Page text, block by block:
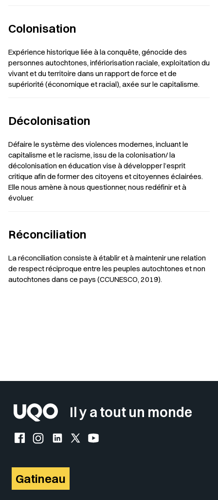
Colonisation
Expérience historique liée à la conquête, génocide des
personnes autochtones, infériorisation raciale, exploitation du
vivant et du territoire dans un rapport de force et de
supériorité (économique et racial), axée sur le capitalisme.
Décolonisation
Défaire le système des violences modernes, incluant le
capitalisme et le racisme, issu de la colonisation/ la
décolonisation en éducation vise à développer l’esprit
critique afin de former des citoyens et citoyennes éclairées.
Elle nous amène à nous questionner, nous redéfinir et à
évoluer.
Réconciliation
La réconciliation consiste à établir et à maintenir une relation
de respect réciproque entre les peuples autochtones et non
autochtones dans ce pays (CCUNESCO, 2019).
Il y a tout un monde
Facebook de l'UQO
Instagram de l'UQO
LinkedIn de l'UQO
X (Twitter) de l'UQO
YouTube de l'UQO
Gatineau